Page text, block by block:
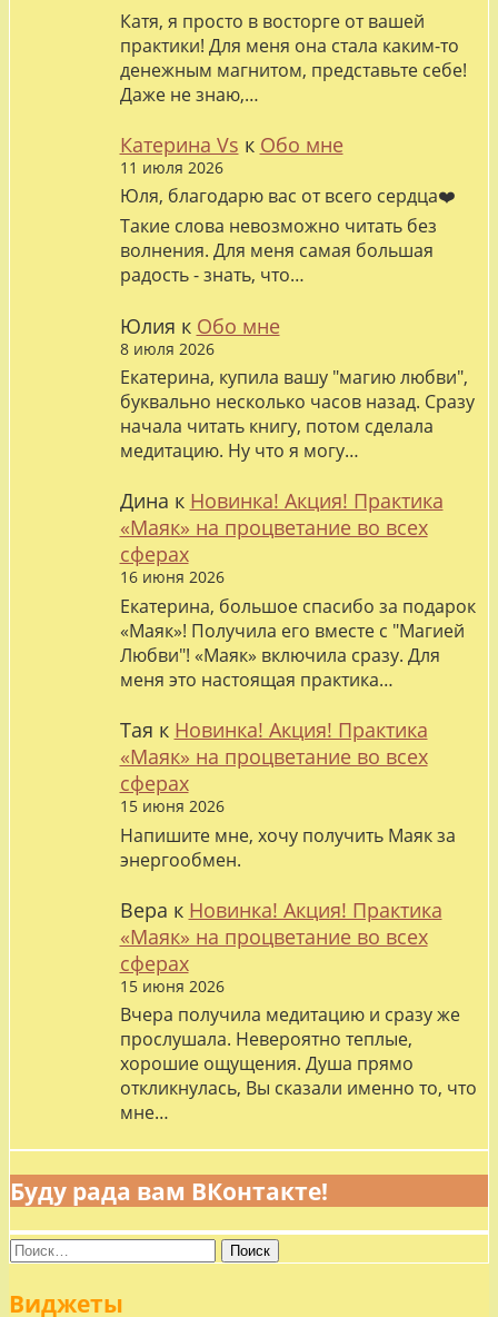
Катя, я просто в восторге от вашей
практики! Для меня она стала каким-то
денежным магнитом, представьте себе!
Даже не знаю,…
Катерина Vs к Обо мне
11 июля 2026
Юля, благодарю вас от всего сердца❤️
Такие слова невозможно читать без
волнения. Для меня самая большая
радость - знать, что…
Юлия к Обо мне
8 июля 2026
Екатерина, купила вашу "магию любви",
буквально несколько часов назад. Сразу
начала читать книгу, потом сделала
медитацию. Ну что я могу…
Дина к Новинка! Акция! Практика
«Маяк» на процветание во всех
сферах
16 июня 2026
Екатерина, большое спасибо за подарок
«Маяк»! Получила его вместе с "Магией
Любви"! «Маяк» включила сразу. Для
меня это настоящая практика…
Тая к Новинка! Акция! Практика
«Маяк» на процветание во всех
сферах
15 июня 2026
Напишите мне, хочу получить Маяк за
энергообмен.
Вера к Новинка! Акция! Практика
«Маяк» на процветание во всех
сферах
15 июня 2026
Вчера получила медитацию и сразу же
прослушала. Невероятно теплые,
хорошие ощущения. Душа прямо
откликнулась, Вы сказали именно то, что
мне…
Буду рада вам ВКонтакте!
Найти:
Виджеты